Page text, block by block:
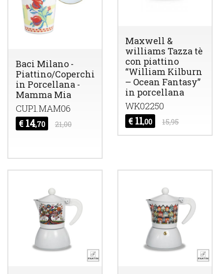
Baci Milano -
Piattino/Coperchio
in Porcellana -
Mamma Mia
CUP1.MAM06
€ 14,70 21,00
Maxwell &
williams Tazza tè
con piattino
“William Kilburn
– Ocean Fantasy”
in porcellana
WK02250
€ 11,00 15,95